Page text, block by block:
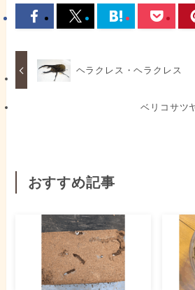
ヘラクレス・ヘラクレス
ベリコサツ
おすすめ記事